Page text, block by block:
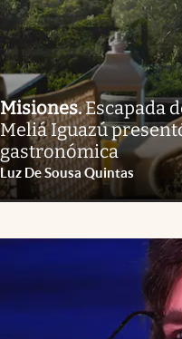
Misiones.Escapada
Meliá Iguazú
gastronómica
Luz De Sousa Quintas